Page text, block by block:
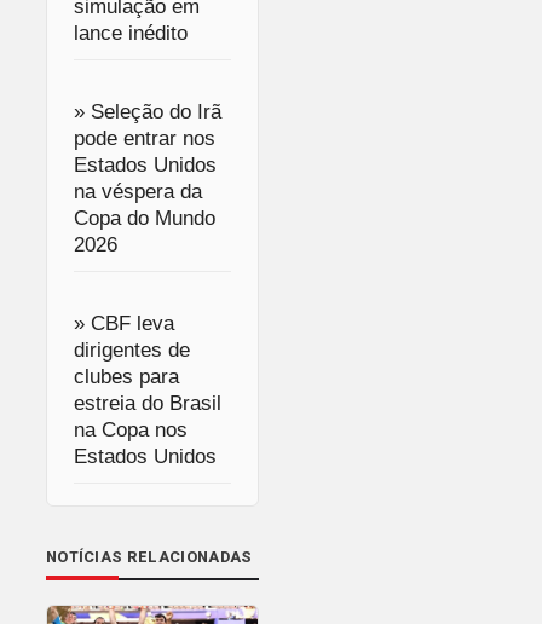
simulação em
lance inédito
» Seleção do Irã
pode entrar nos
Estados Unidos
na véspera da
Copa do Mundo
2026
» CBF leva
dirigentes de
clubes para
estreia do Brasil
na Copa nos
Estados Unidos
NOTÍCIAS RELACIONADAS